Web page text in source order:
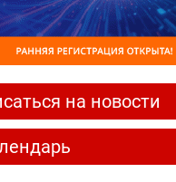
на новости